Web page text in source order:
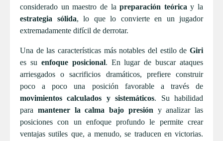
considerado un maestro de lapreparación teórica y la
estrategia sólida, lo que lo convierte en un jugador
extremadamente difícil de derrotar.
Una de las características más notables del estilo de Giri
es su enfoque posicional. En lugar de buscar ataques
arriesgados o sacrificios dramáticos, prefiere construir
poco a poco una posición favorable a través de
movimientos calculados y sistemáticos. Su habilidad
para mantener la calma bajo presión y analizar las
posiciones con un enfoque profundo le permite crear
ventajas sutiles que, a menudo, se traducen en victorias.